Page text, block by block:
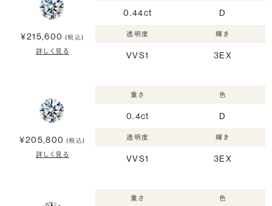
¥215,600 (税込)
詳しく見る
0.44ct D
透明度
VVS1
輝き
3EX
¥205,800 (税込)
詳しく見る
重さ
0.4ct
色
D
透明度
VVS1
輝き
3EX
重さ 色